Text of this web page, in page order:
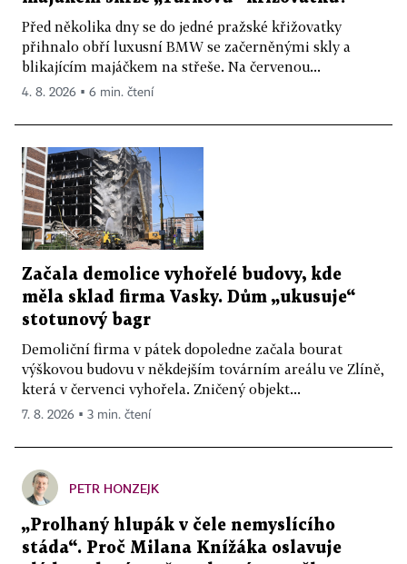
Před několika dny se do jedné pražské křižovatky
přihnalo obří luxusní BMW se začerněnými skly a
blikajícím majáčkem na střeše. Na červenou...
4. 8. 2026 ▪ 6 min. čtení
Začala demolice vyhořelé budovy, kde
měla sklad firma Vasky. Dům „ukusuje“
stotunový bagr
Demoliční firma v pátek dopoledne začala bourat
výškovou budovu v někdejším továrním areálu ve Zlíně,
která v červenci vyhořela. Zničený objekt...
7. 8. 2026 ▪ 3 min. čtení
PETR HONZEJK
„Prolhaný hlupák v čele nemyslícího
stáda“. Proč Milana Knížáka oslavuje